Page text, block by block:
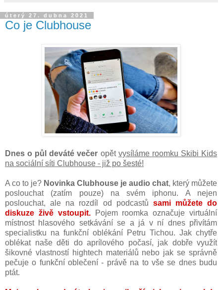
úterý 27. dubna 2021
Co je Clubhouse
Dnes o půl deváté večer opět vysíláme roomku Skibi Kids
na sociální síti Clubhouse - již po šesté!
A co to je? Novinka Clubhouse je audio chat, který můžete
poslouchat (zatím pouze) na svém iphonu. A nejen
poslouchat, ale na rozdíl od podcastů sami můžete do
diskuze živě vstoupit.Pojem roomka označuje virtuální
místnost hlasového setkávání se a já v ní dnes přivítám
specialistku na funkční oblékání Petru Tichou. Jak chytře
oblékat naše děti do aprílového počasí, jak dobře využít
šikovné vlastností hightech materiálů nebo jak se správně
pečuje o funkční oblečení - právě na to vše se dnes budu
ptát.